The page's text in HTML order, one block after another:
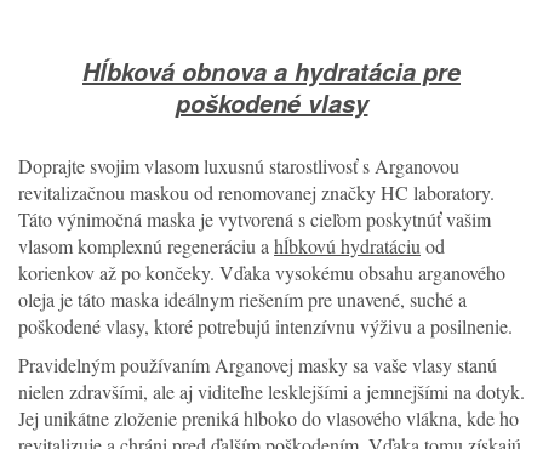
Hĺbková obnova a hydratácia pre
poškodené vlasy
Doprajte svojim vlasom luxusnú starostlivosť s Arganovou
revitalizačnou maskou od renomovanej značky HC laboratory.
Táto výnimočná maska je vytvorená s cieľom poskytnúť vašim
vlasom komplexnú regeneráciu a hĺbkovú hydratáciu od
korienkov až po končeky. Vďaka vysokému obsahu arganového
oleja je táto maska ideálnym riešením pre unavené, suché a
poškodené vlasy, ktoré potrebujú intenzívnu výživu a posilnenie.
Pravidelným používaním Arganovej masky sa vaše vlasy stanú
nielen zdravšími, ale aj viditeľne lesklejšími a jemnejšími na dotyk.
Jej unikátne zloženie preniká hlboko do vlasového vlákna, kde ho